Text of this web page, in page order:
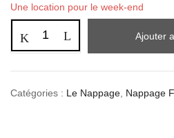
Une location pour le week-end
Ajouter
Catégories : Le Nappage Nappage